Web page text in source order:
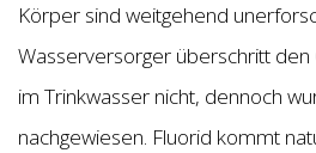
Körper sind weitgehend
Wasserversorger überschritt
im Trinkwasser nicht, dennoch
nachgewiesen. Fluorid kommt